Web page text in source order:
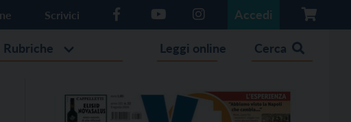
Scrivici Accedi
Rubriche Leggi online Cerca